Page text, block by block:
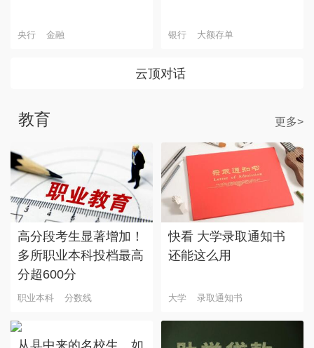
央行 金融 银行 大额存单
云顶对话
教育 更多>
高分段考生显著增加！
多所职业本科投档最高
分超600分
职业本科 分数线
快看 大学录取通知书
还能这么用
大学 录取通知书
从县中来的名校生，如